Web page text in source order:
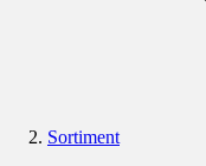
Sortiment